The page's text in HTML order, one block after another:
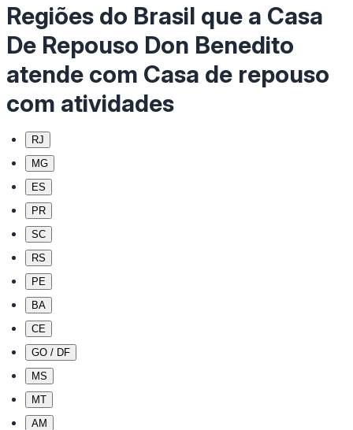
Regiões do Brasil que a Casa
De Repouso Don Benedito
atende com Casa de repouso
com atividades
RJ
MG
ES
PR
SC
RS
PE
BA
CE
GO / DF
MS
MT
AM